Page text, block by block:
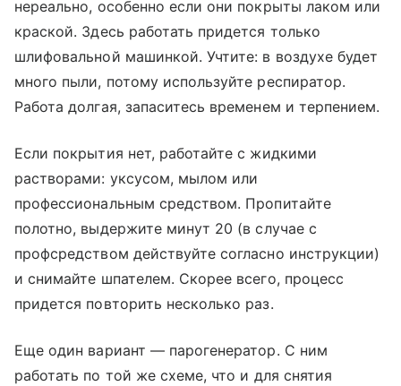
нереально, особенно если они покрыты лаком или
краской. Здесь работать придется только
шлифовальной машинкой. Учтите: в воздухе будет
много пыли, потому используйте респиратор.
Работа долгая, запаситесь временем и терпением.
Если покрытия нет, работайте с жидкими
растворами: уксусом, мылом или
профессиональным средством. Пропитайте
полотно, выдержите минут 20 (в случае с
профсредством действуйте согласно инструкции)
и снимайте шпателем. Скорее всего, процесс
придется повторить несколько раз.
Еще один вариант — парогенератор. С ним
работать по той же схеме, что и для снятия